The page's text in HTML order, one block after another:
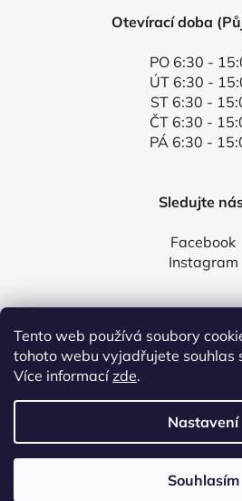
Tento web používá soubory
tohoto webu vyjadřujete souhlas
Více informacízde.
Nastavení
Souhlasím
Otevírací doba
PO 6:30 -
ÚT 6:30 -
ST 6:30 -
ČT 6:30 -
PÁ 6:30 -
Sledujte
Facebook
Instagram
Facebook
Půjčovna a